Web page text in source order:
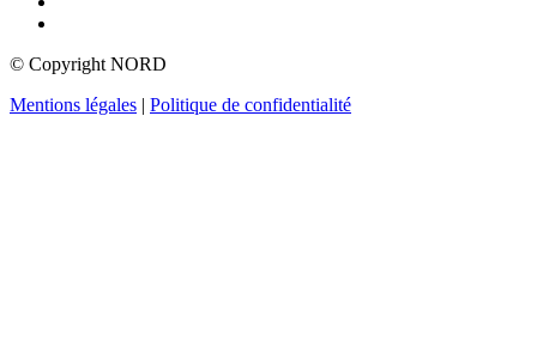
© Copyright NORD
Mentions légales | Politique de confidentialité